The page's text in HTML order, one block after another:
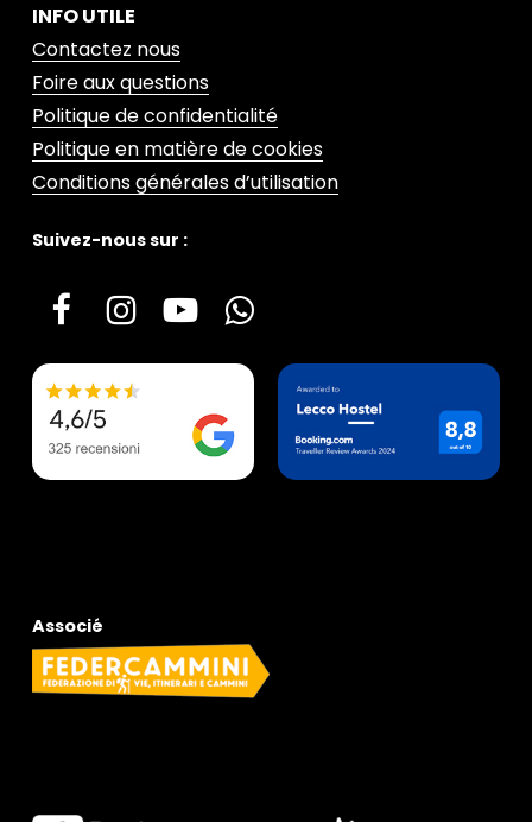
INFO UTILE
Contactez nous
Foire aux questions
Politique de confidentialité
Politique en matière de cookies
Conditions générales d’utilisation
Suivez-nous sur :
Associé